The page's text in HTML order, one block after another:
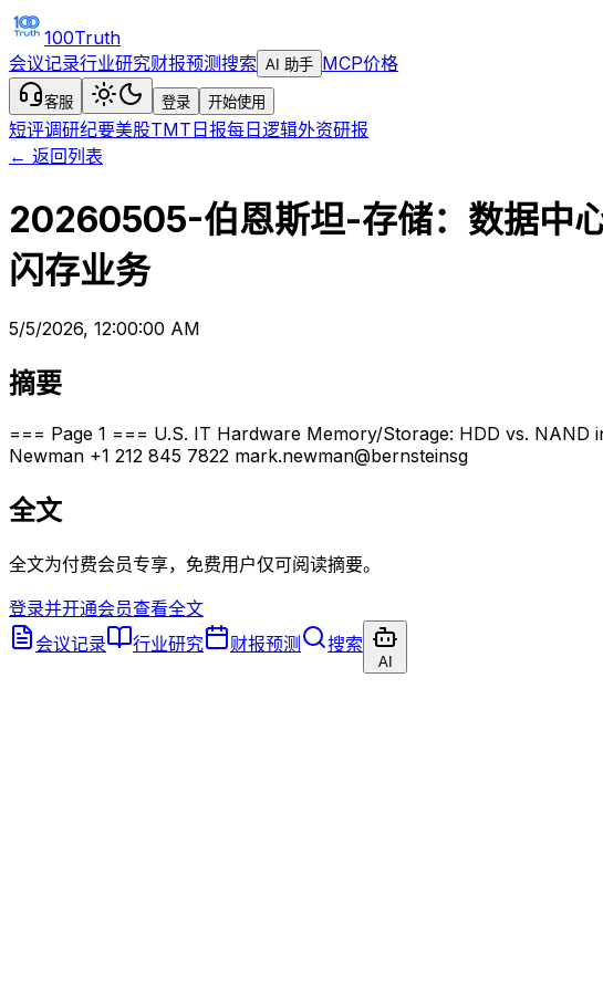
100Truth
会议记录行业研究财报预测搜索 AI 助手 MCP价格
客服 登录 开始使用
短评调研纪要美股TMT日报每日逻辑外资研报
← 返回列表
20260505-伯恩斯坦-存储：数据中
闪存业务
5/5/2026, 12:00:00 AM
摘要
=== Page 1 === U.S. IT Hardware Memory/Storage: HDD vs. NAND
Newman +1 212 845 7822 mark.newman@bernsteinsg
全文
全文为付费会员专享，免费用户仅可阅读摘要。
登录并开通会员查看全文
会议记录
行业研究 财报预测 搜索
AI